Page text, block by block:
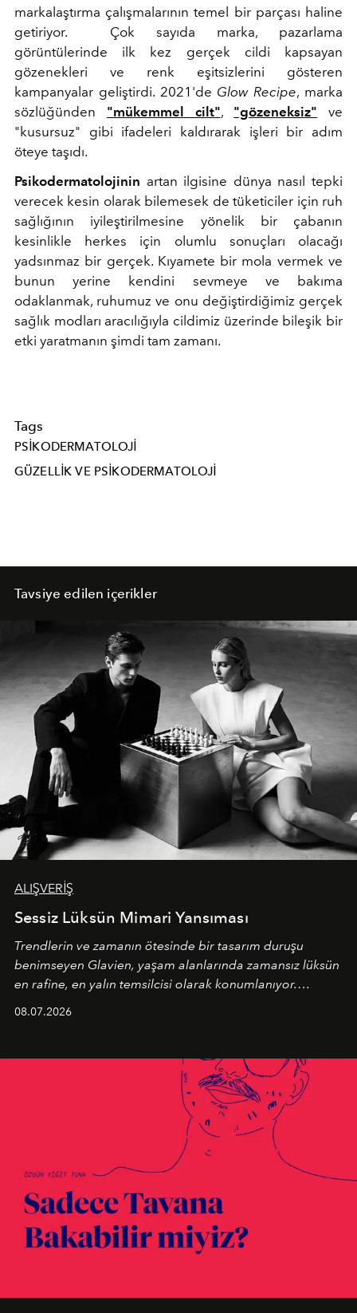
markalaştırma çalışmalarının temel bir parçası haline
getiriyor.
Çok sayıda marka, pazarlama
görüntülerinde ilk kez gerçek cildi kapsayan
gözenekleri ve renk eşitsizlerini gösteren
kampanyalar geliştirdi. 2021'de Glow Recipe, marka
sözlüğünden "mükemmel cilt", "gözeneksiz" ve
"kusursuz" gibi ifadeleri kaldırarak işleri bir adım
öteye taşıdı.
Psikodermatolojinin artan ilgisine dünya nasıl tepki
verecek kesin olarak bilemesek de tüketiciler için ruh
sağlığının iyileştirilmesine yönelik bir çabanın
kesinlikle herkes için olumlu sonuçları olacağı
yadsınmaz bir gerçek. Kıyamete bir mola vermek ve
bunun yerine kendini sevmeye ve bakıma
odaklanmak, ruhumuz ve onu değiştirdiğimiz gerçek
sağlık modları aracılığıyla cildimiz üzerinde bileşik bir
etki yaratmanın şimdi tam zamanı.
Tags
PSIKODERMATOLOJI
GÜZELLIK VE PSIKODERMATOLOJI
Tavsiye edilen içerikler
ALIŞVERİŞ
Sessiz Lüksün Mimari Yansıması
Trendlerin ve zamanın ötesinde bir tasarım duruşu
benimseyen Glavien, yaşam alanlarında zamansız lüksün
en rafine, en yalın temsilcisi olarak konumlanıyor.
08.07.2026